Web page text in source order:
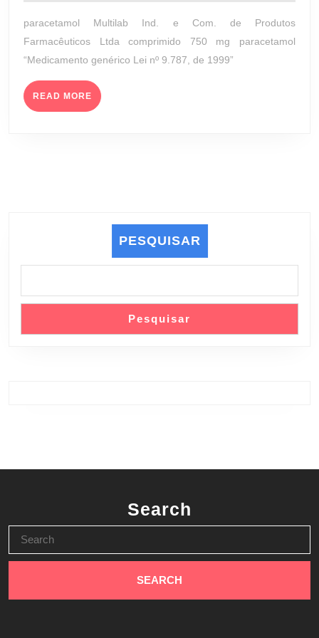
julho
2023
paracetamol Multilab Ind. e Com. de Produtos
Farmacêuticos Ltda comprimido 750 mg paracetamol
“Medicamento genérico Lei nº 9.787, de 1999”
READ MORE READ
MORE
PESQUISAR
Pesquisar
Search
for: